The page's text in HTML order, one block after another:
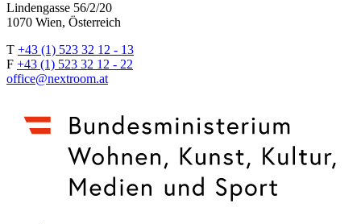
Lindengasse 56/2/20
1070 Wien, Österreich
T +43 (1) 523 32 12 - 13
F +43 (1) 523 32 12 - 22
office@nextroom.at